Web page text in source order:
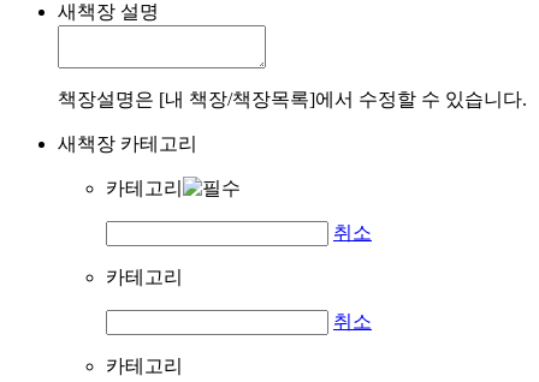
새책장 설명
책장설명은 [내 책장/책장목록]에서 수정할 수 있습니다.
새책장 카테고리
카테고리
취소
카테고리
취소
카테고리